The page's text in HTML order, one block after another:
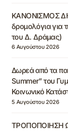
ΚΑΝΟΝΙΣΜΟΣ
δρομολόγια για
του Δ. Δράμας)
6 Αυγούστου 2026
Δωρεά από τα
Summer” του
Κοινωνικό
5 Αυγούστου 2026
ΤΡΟΠΟΠΟΙΗΣΗ